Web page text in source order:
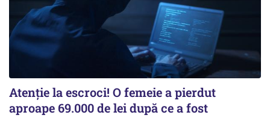
Atenție la escroci! O femeie a pierdut
aproape 69.000 de lei după ce a fost